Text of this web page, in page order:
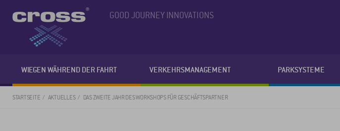
GOOD JOURNEY INNOVATIONS
WIEGEN WÄHREND DER FAHRT VERKEHRSMANAGEMENT PARKSYSTEME
STARTSEITE AKTUELLES DAS ZWEITE JAHR DES WORKSHOPS FÜR GESCHÄFTSPARTNER